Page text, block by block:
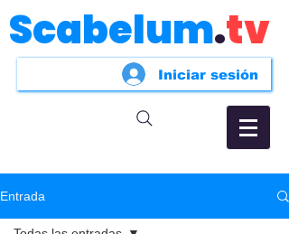
Scabelum.tv
Iniciar sesión
Entrada